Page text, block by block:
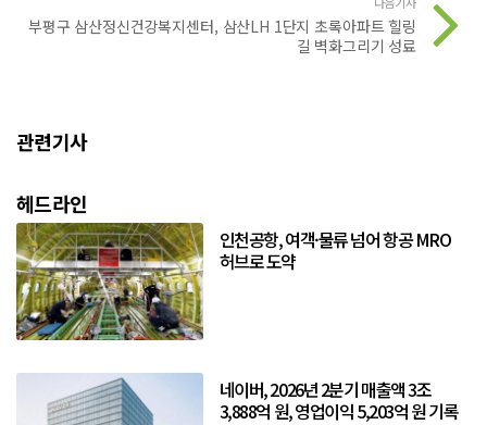
부평구 삼산정신건강복지센터, 삼산LH 1단지 초록아파트 힐링
길 벽화그리기 성료
관련기사
헤드라인
인천공항, 여객·물류 넘어 항공 MRO
허브로 도약
네이버, 2026년 2분기 매출액 3조
3,888억 원, 영업이익 5,203억 원 기록